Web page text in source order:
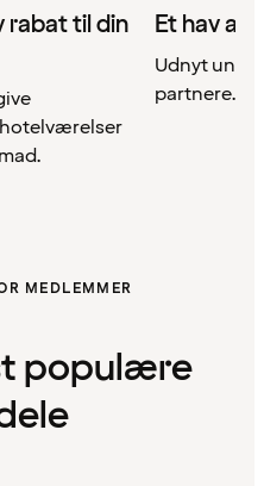
rabat til din
Et hav af
Udnyt
partnere.
MEDLEMMER
populære